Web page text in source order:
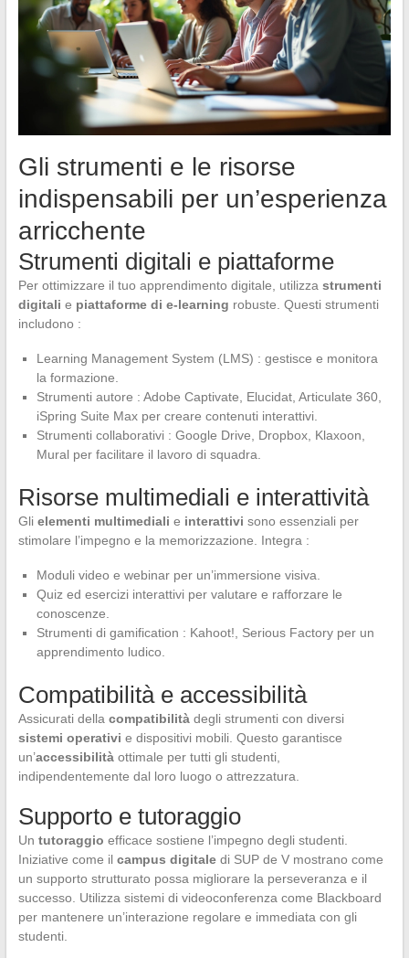
Gli strumenti e le risorse
indispensabili per un’esperienza
arricchente
Strumenti digitali e piattaforme
Per ottimizzare il tuo apprendimento digitale, utilizza strumenti
digitali e piattaforme di e-learning robuste. Questi strumenti
includono :
Learning Management System (LMS) : gestisce e monitora
la formazione.
Strumenti autore : Adobe Captivate, Elucidat, Articulate 360,
iSpring Suite Max per creare contenuti interattivi.
Strumenti collaborativi : Google Drive, Dropbox, Klaxoon,
Mural per facilitare il lavoro di squadra.
Risorse multimediali e interattività
Gli elementi multimediali e interattivi sono essenziali per
stimolare l’impegno e la memorizzazione. Integra :
Moduli video e webinar per un’immersione visiva.
Quiz ed esercizi interattivi per valutare e rafforzare le
conoscenze.
Strumenti di gamification : Kahoot!, Serious Factory per un
apprendimento ludico.
Compatibilità e accessibilità
Assicurati della compatibilitàdegli strumenti con diversi
sistemi operativi e dispositivi mobili. Questo garantisce
un’accessibilitàottimale per tutti gli studenti,
indipendentemente dal loro luogo o attrezzatura.
Supporto e tutoraggio
Un tutoraggio efficace sostiene l’impegno degli studenti.
Iniziative come il campus digitaledi SUP de V mostrano come
un supporto strutturato possa migliorare la perseveranza e il
successo. Utilizza sistemi di videoconferenza come Blackboard
per mantenere un’interazione regolare e immediata con gli
studenti.